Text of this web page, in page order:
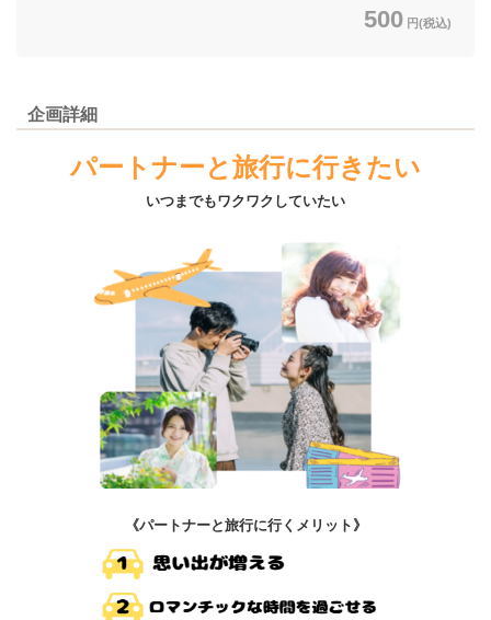
500 円(税込)
企画詳細
パートナーと旅行に行きたい
いつまでもワクワクしていたい
《パートナーと旅行に行くメリット》